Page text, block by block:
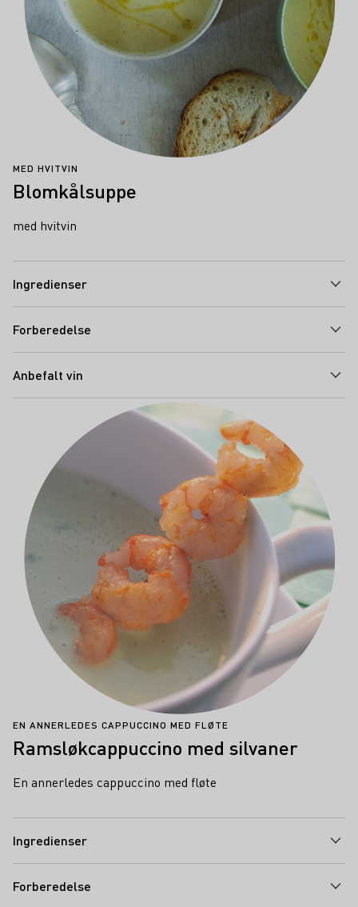
MED HVITVIN
Blomkålsuppe
med hvitvin
Ingredienser
Forberedelse
Anbefalt vin
EN ANNERLEDES CAPPUCCINO MED FLØTE
Ramsløkcappuccino med silvaner
En annerledes cappuccino med fløte
Ingredienser
Forberedelse